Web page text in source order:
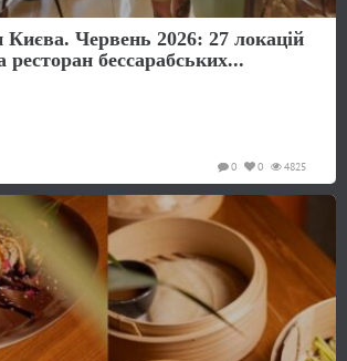
Києва. Червень 2026: 27 локацій
ресторан бессарабських...
4825
0
0